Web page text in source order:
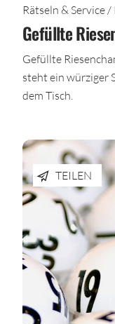
Rätseln & Service /
Gefüllte
Gefüllte
steht ein würziger
dem Tisch.
TEILEN